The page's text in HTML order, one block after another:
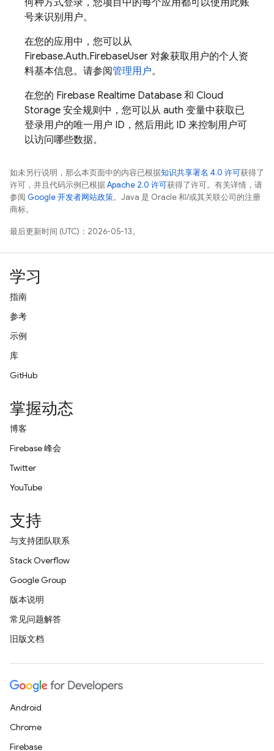
何种方式登录，您项目中的每个应用都可以使用此账
号来识别用户。
在您的应用中，您可以从
Firebase.Auth.FirebaseUser 对象获取用户的个人资
料基本信息。请参阅管理用户。
在您的 Firebase Realtime Database 和 Cloud
Storage 安全规则中，您可以从 auth 变量中获取已
登录用户的唯一用户 ID，然后用此 ID 来控制用户可
以访问哪些数据。
如未另行说明，那么本页面中的内容已根据知识共享署名 4.0 许可获得了
许可，并且代码示例已根据Apache 2.0 许可获得了许可。有关详情，请
参阅 Google 开发者网站政策。Java 是 Oracle 和/或其关联公司的注册
商标。
最后更新时间 (UTC)：2026-05-13。
学习
指南
参考
示例
库
GitHub
掌握动态
博客
Firebase 峰会
Twitter
YouTube
支持
与支持团队联系
Stack Overflow
Google Group
版本说明
常见问题解答
旧版文档
Android
Chrome
Firebase